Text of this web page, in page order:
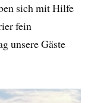
sich mit Hilfe
fein
unsere Gäste